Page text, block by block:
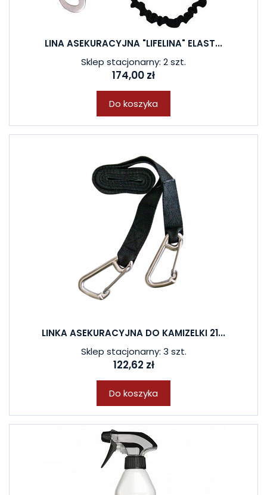
LINA ASEKURACYJNA "LIFELINA" ELAST...
Sklep stacjonarny: 2 szt.
174,00 zł
Do koszyka
LINKA ASEKURACYJNA DO KAMIZELKI 21...
Sklep stacjonarny: 3 szt.
122,62 zł
Do koszyka